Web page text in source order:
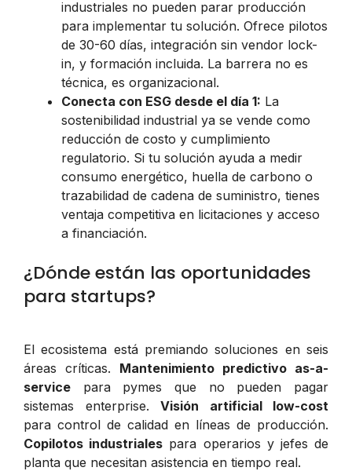
industriales no pueden parar producción
para implementar tu solución. Ofrece pilotos
de 30-60 días, integración sin vendor lock-
in, y formación incluida. La barrera no es
técnica, es organizacional.
Conecta con ESG desde el día 1: La
sostenibilidad industrial ya se vende como
reducción de costo y cumplimiento
regulatorio. Si tu solución ayuda a medir
consumo energético, huella de carbono o
trazabilidad de cadena de suministro, tienes
ventaja competitiva en licitaciones y acceso
a financiación.
¿Dónde están las oportunidades
para startups?
El ecosistema está premiando soluciones en seis
áreas críticas. Mantenimiento predictivo as-a-
service para pymes que no pueden pagar
sistemas enterprise. Visión artificial low-cost
para control de calidad en líneas de producción.
Copilotos industriales para operarios y jefes de
planta que necesitan asistencia en tiempo real.